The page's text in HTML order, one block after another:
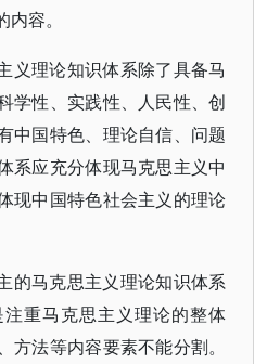
容。
义理论知识体系除了具备马
学性、实践性、人民性、创
中国特色、理论自信、问题
系应充分体现马克思主义中
现中国特色社会主义的理论
的马克思主义理论知识体系
重马克思主义理论的整体
法等内容要素不能分割。